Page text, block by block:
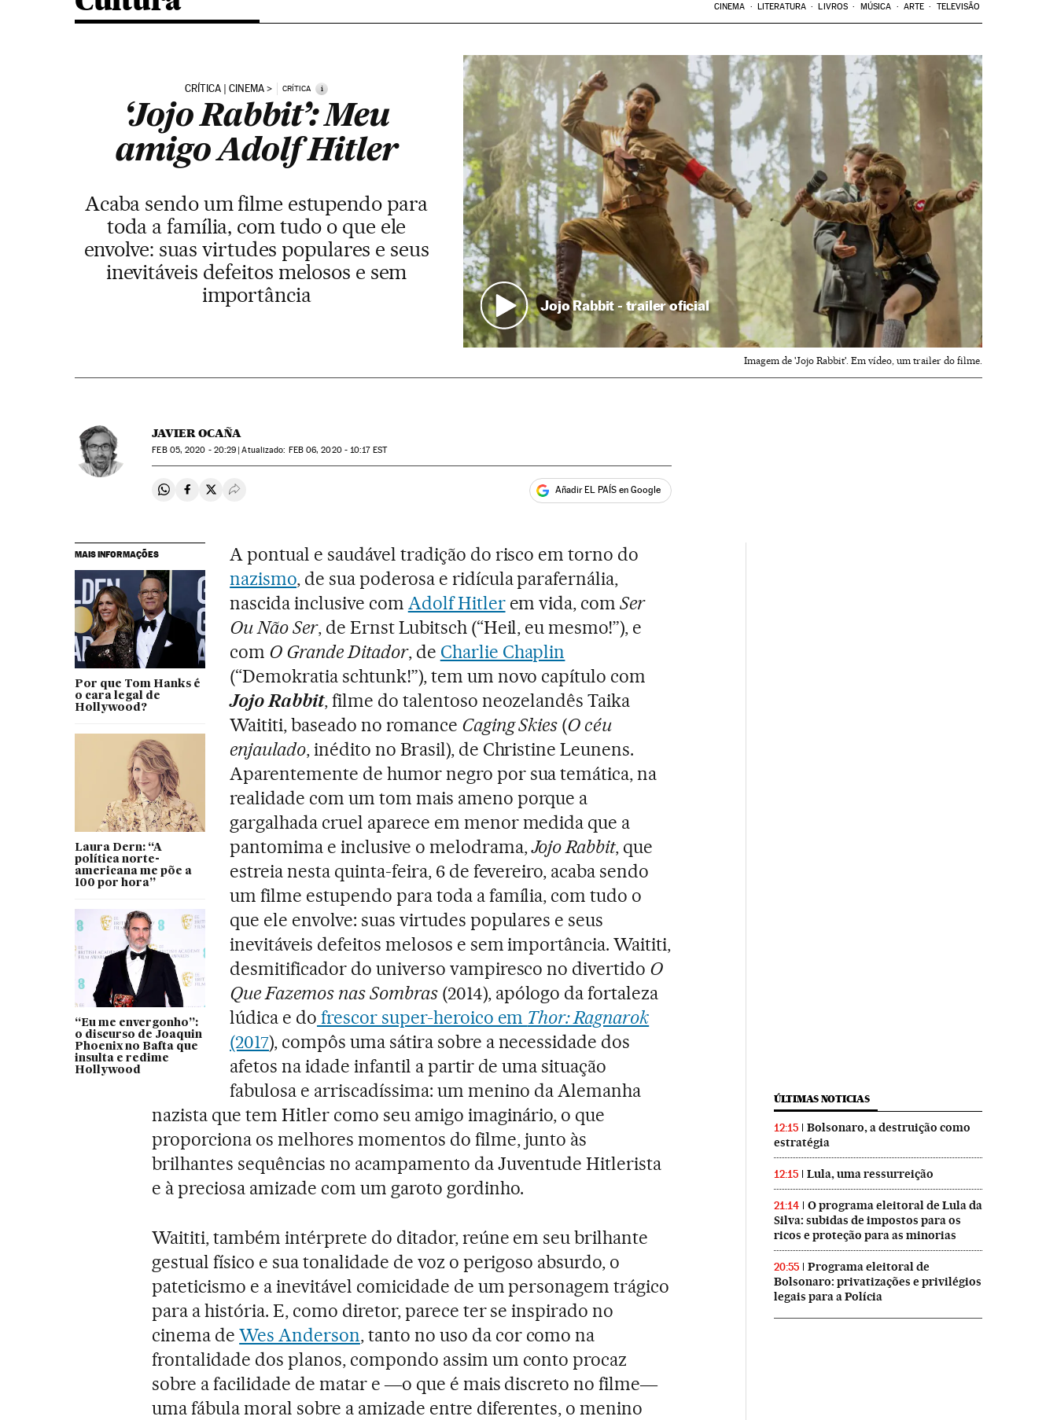
CINEMA LITERATURA LIVROS MÚSICA ARTE TELEVISÃO
CRÍTICA | CINEMA CRÍTICA i
‘Jojo Rabbit’: Meu
amigo Adolf Hitler
Acaba sendo um filme estupendo para
toda a família, com tudo o que ele
envolve: suas virtudes populares e seus
inevitáveis defeitos melosos e sem
importância
Jojo Rabbit - trailer oficial
Imagem de 'Jojo Rabbit'. Em vídeo, um trailer do filme.
JAVIER OCAÑA
FEB05, 2020 - 20:29 atualizado: FEB06, 2020 - 10:17EST
Compartir en Whatsapp
Compartir en Facebook
Compartir en Twitter
Desplegar Redes Sociales Añadir EL PAÍS en Google
MAIS INFORMAÇÕES
Por que Tom Hanks é
o cara legal de
Hollywood?
Laura Dern: “A
política norte-
americana me põe a
100 por hora”
“Eu me envergonho”:
o discurso de Joaquin
Phoenix no Bafta que
insulta e redime
Hollywood
A pontual e saudável tradição do risco em torno do
nazismo, de sua poderosa e ridícula parafernália,
nascida inclusive com Adolf Hitlerem vida, com Ser
Ou Não Ser, de Ernst Lubitsch (“Heil, eu mesmo!”), e
com O Grande Ditador, de Charlie Chaplin
(“Demokratia schtunk!”), tem um novo capítulo com
Jojo Rabbit, filme do talentoso neozelandês Taika
Waititi, baseado no romance Caging Skies (O céu
enjaulado, inédito no Brasil), de Christine Leunens.
Aparentemente de humor negro por sua temática, na
realidade com um tom mais ameno porque a
gargalhada cruel aparece em menor medida que a
pantomima e inclusive o melodrama,Jojo Rabbit, que
estreia nesta quinta-feira, 6 de fevereiro, acaba sendo
um filme estupendo para toda a família, com tudo o
que ele envolve: suas virtudes populares e seus
inevitáveis defeitos melosos e sem importância. Waititi,
desmitificador do universo vampiresco no divertido O
Que Fazemos nas Sombras(2014), apólogo da fortaleza
lúdica e do frescor super-heroico em Thor: Ragnarok
(2017), compôs uma sátira sobre a necessidade dos
afetos na idade infantil a partir de uma situação
fabulosa e arriscadíssima: um menino da Alemanha
nazista que tem Hitler como seu amigo imaginário, o que
proporciona os melhores momentos do filme, junto às
brilhantes sequências no acampamento da Juventude Hitlerista
e à preciosa amizade com um garoto gordinho.
Waititi, também intérprete do ditador, reúne em seu brilhante
gestual físico e sua tonalidade de voz o perigoso absurdo, o
pateticismo e a inevitável comicidade de um personagem trágico
para a história. E, como diretor, parece ter se inspirado no
cinema deWes Anderson, tanto no uso da cor como na
frontalidade dos planos, compondo assim um conto procaz
sobre a facilidade de matar e ―o que é mais discreto no filme―
uma fábula moral sobre a amizade entre diferentes, o menino
ÚLTIMAS NOTICIAS
12:15
Bolsonaro, a destruição como
estratégia
12:15 Lula, uma ressurreição
21:14
O programa eleitoral de Lula da
Silva: subidas de impostos para os
ricos e proteção para as minorias
20:55
Programa eleitoral de
Bolsonaro: privatizações e privilégios
legais para a Polícia